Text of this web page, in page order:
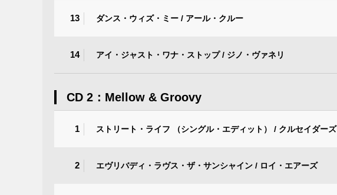
13 ダンス・ウィズ・ミー / アール・クルー
14 アイ・ジャスト・ワナ・ストップ / ジノ・ヴァネリ
CD 2：Mellow & Groovy
1 ストリート・ライフ （シングル・エディット） / クルセイダーズ
2 エヴリバディ・ラヴス・ザ・サンシャイン / ロイ・エアーズ